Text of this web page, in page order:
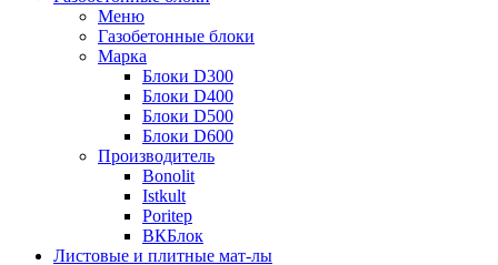
Меню
Газобетонные блоки
Марка
Блоки D300
Блоки D400
Блоки D500
Блоки D600
Производитель
Bonolit
Istkult
Poritep
ВКБлок
Листовые и плитные мат-лы